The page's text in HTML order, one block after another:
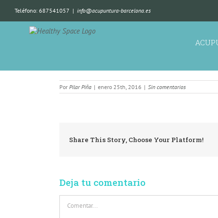
Teléfono: 687541057 | info@acupuntura-barcelona.es
Por Pilar Piña | enero 25th, 2016 | Sin comentarios
Share This Story, Choose Your Platform!
Deja tu comentario